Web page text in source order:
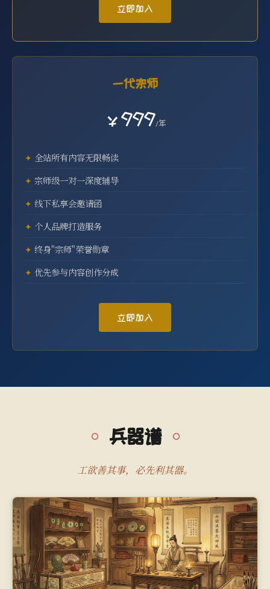
立即加入
一代宗师
￥999/年
全站所有内容无限畅读
宗师级一对一深度辅导
线下私享会邀请函
个人品牌打造服务
终身"宗师"荣誉勋章
优先参与内容创作分成
立即加入
兵器谱
工欲善其事，必先利其器。